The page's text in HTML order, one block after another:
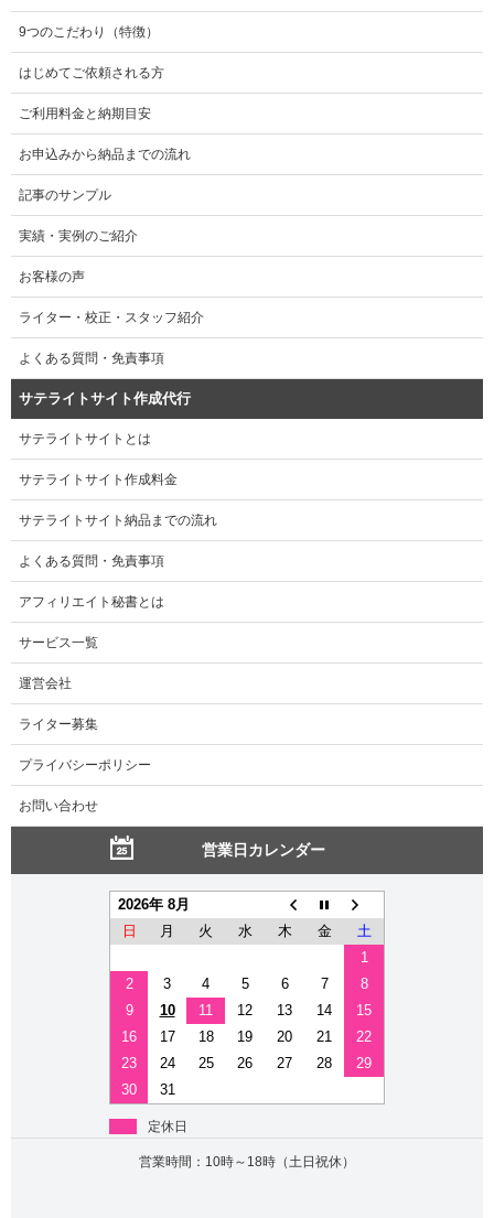
9つのこだわり（特徴）
はじめてご依頼される方
ご利用料金と納期目安
お申込みから納品までの流れ
記事のサンプル
実績・実例のご紹介
お客様の声
ライター・校正・スタッフ紹介
よくある質問・免責事項
サテライトサイト作成代行
サテライトサイトとは
サテライトサイト作成料金
サテライトサイト納品までの流れ
よくある質問・免責事項
アフィリエイト秘書とは
サービス一覧
運営会社
ライター募集
プライバシーポリシー
お問い合わせ
営業日カレンダー
2026年 8月
日
月 火 水 木 金
土
1
2
3 4 5 6 7
8
9
10 11 12 13 14
15
16
17 18 19 20 21
22
23
24 25 26 27 28
29
30
31
定休日
営業時間：10時～18時（土日祝休）